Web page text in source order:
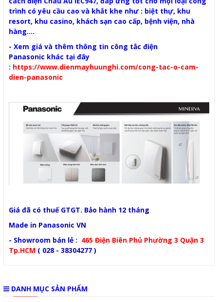
trình có yêu cầu cao và khắt khe như : biệt thự, khu
resort, khu casino, khách sạn cao cấp, bệnh viện, nhà
hàng....
- Xem giá và thêm thông tin công tắc điện
Panasonic khác tại đây
: https://www.dienmayhuunghi.com/cong-tac-o-cam-
dien-panasonic
Giá đã có thuế GTGT. Bảo hành 12 tháng
Made in Panasonic VN
- Showroom bán lẻ : 465 Điện Biên Phủ Phường 3 Quận 3
Tp.HCM ( 028 - 38304277 )
DANH MỤC SẢN PHẨM